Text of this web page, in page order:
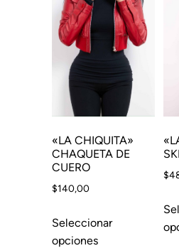
«LA CHIQUITA»
CHAQUETA DE
CUERO
$140,00
Seleccionar
opciones
$